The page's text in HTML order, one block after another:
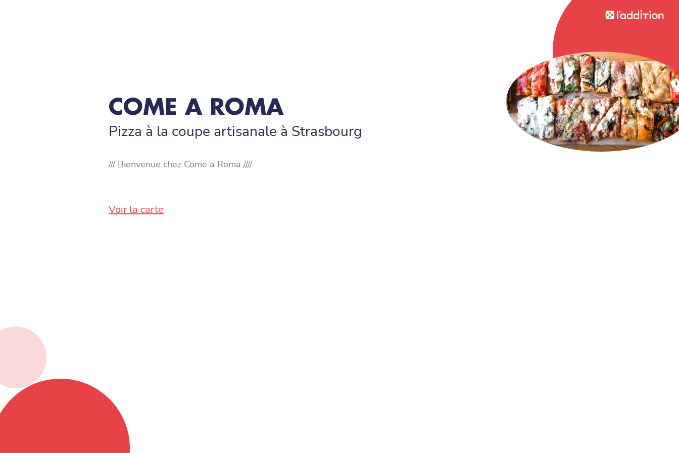
COME A ROMA
Pizza à la coupe artisanale à Strasbourg
/// Bienvenue chez Come a Roma ////
Voir la carte